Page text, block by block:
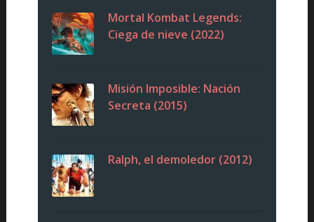
Mortal Kombat Legends:
Ciega de nieve (2022)
Misión Imposible: Nación
Secreta (2015)
Ralph, el demoledor (2012)